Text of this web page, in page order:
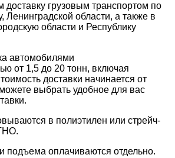
грузовым транспортом по
Ленинградской области, а также в
области и Республику
автомобилями
от 1,5 до 20 тонн, включая
доставки начинается от
выбрать удобное для вас
в полиэтилен или стрейч-
.
и подъема оплачиваются отдельно.